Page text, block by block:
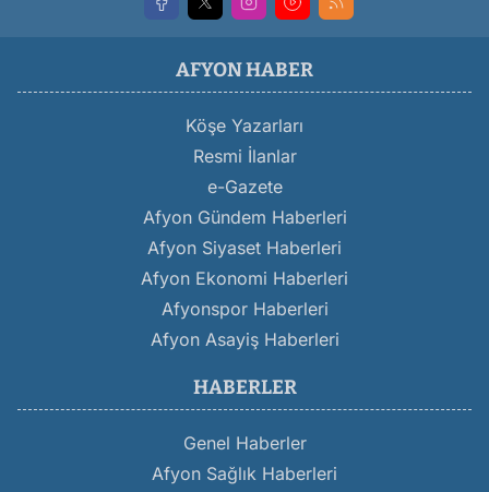
AFYON HABER
Köşe Yazarları
Resmi İlanlar
e-Gazete
Afyon Gündem Haberleri
Afyon Siyaset Haberleri
Afyon Ekonomi Haberleri
Afyonspor Haberleri
Afyon Asayiş Haberleri
HABERLER
Genel Haberler
Afyon Sağlık Haberleri